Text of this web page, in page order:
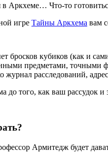
в Аркхеме… Что-то
игре Тайны Аркхема вам
бросков кубиков (как и
предметами, точными
журнал расследований,
того, как ваш рассудок и
Армитедж будет